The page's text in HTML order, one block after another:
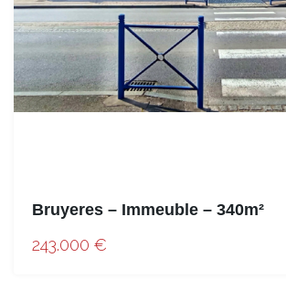
Bruyeres – Immeuble – 340m²
243.000 €